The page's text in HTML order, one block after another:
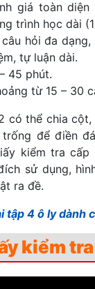
giá toàn
trình học dài
hỏi đa
tự luận dài.
45 phút.
từ 15 – 30
có thể chia cột,
để điền
kiểm tra
sử dụng,
ra đề.
tập 4 ô ly dành
kiểm tra